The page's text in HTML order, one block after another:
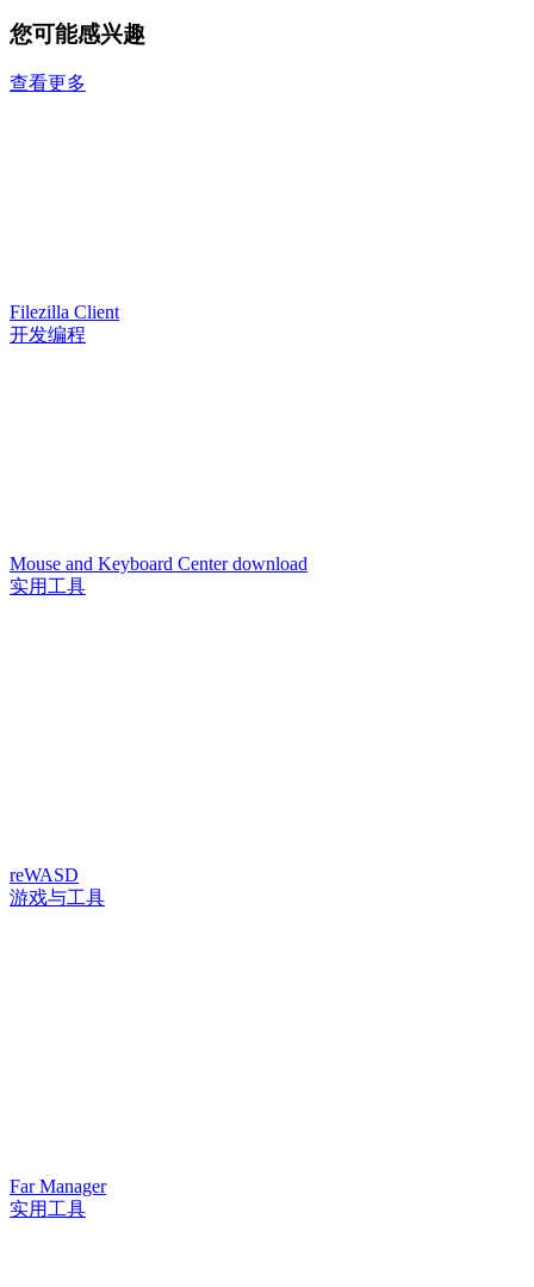
您可能感兴趣
查看更多
Filezilla Client
开发编程
Mouse and Keyboard Center download
实用工具
reWASD
游戏与工具
Far Manager
实用工具